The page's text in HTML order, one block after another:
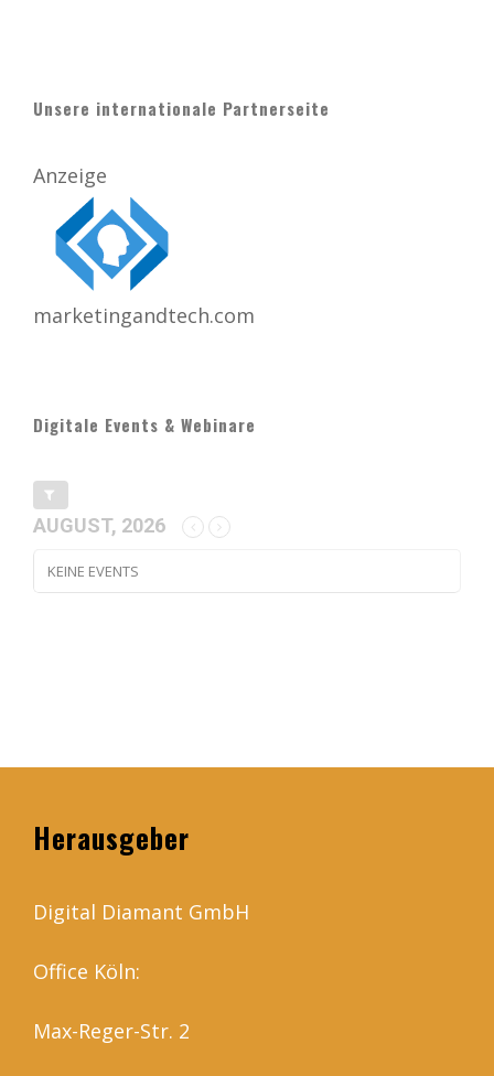
Unsere internationale Partnerseite
Anzeige
marketingandtech.com
Digitale Events & Webinare
AUGUST, 2026
KEINE EVENTS
Herausgeber
Digital Diamant GmbH
Office Köln:
Max-Reger-Str. 2